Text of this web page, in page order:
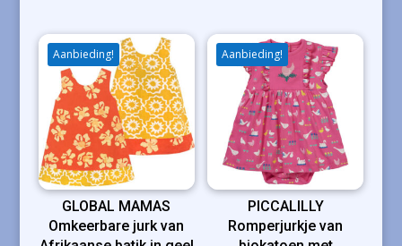
was:
€37,00.
is:
€27,00.
Aanbieding!
GLOBAL MAMAS
Omkeerbare jurk van
Aanbieding!
PICCALILLY
Romperjurkje van